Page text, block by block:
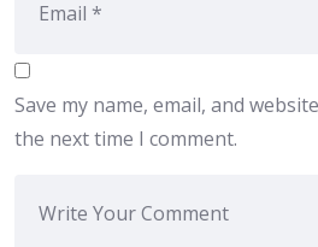
Save my name, email, and
the next time I comment.